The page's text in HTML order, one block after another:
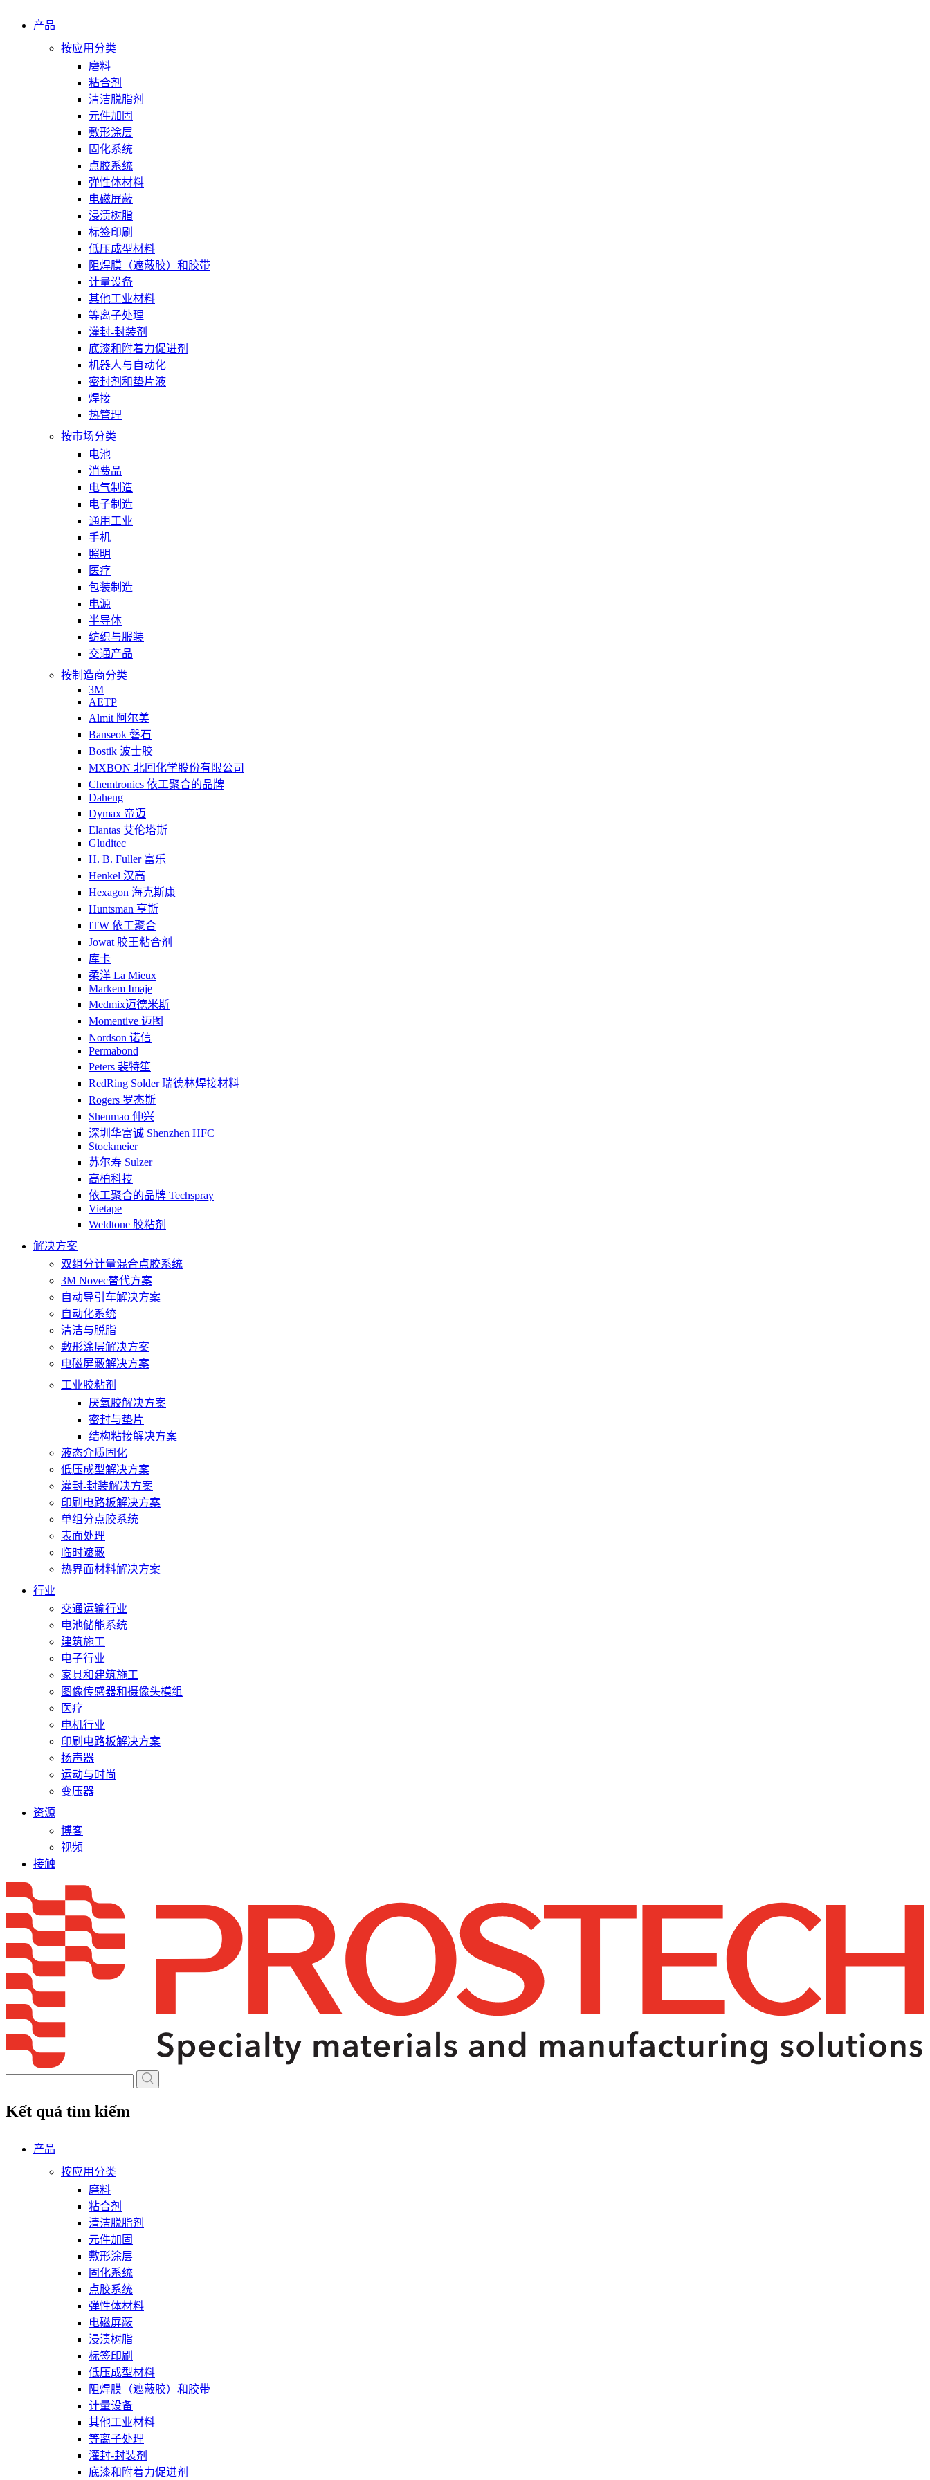
产品
按应用分类
磨料
粘合剂
清洁脱脂剂
元件加固
敷形涂层
固化系统
点胶系统
弹性体材料
电磁屏蔽
浸渍树脂
标签印刷
低压成型材料
阻焊膜（遮蔽胶）和胶带
计量设备
其他工业材料
等离子处理
灌封-封装剂
底漆和附着力促进剂
机器人与自动化
密封剂和垫片液
焊接
热管理
按市场分类
电池
消费品
电气制造
电子制造
通用工业
手机
照明
医疗
包装制造
电源
半导体
纺织与服装
交通产品
按制造商分类
3M
AETP
Almit 阿尔美
Banseok 磐石
Bostik 波士胶
MXBON 北回化学股份有限公司
Chemtronics 依工聚合的品牌
Daheng
Dymax 帝迈
Elantas 艾伦塔斯
Gluditec
H. B. Fuller 富乐
Henkel 汉高
Hexagon 海克斯康
Huntsman 亨斯
ITW 依工聚合
Jowat 胶王粘合剂
库卡
柔洋 La Mieux
Markem Imaje
Medmix迈德米斯
Momentive 迈图
Nordson 诺信
Permabond
Peters 裴特笙
RedRing Solder 瑞德林焊接材料
Rogers 罗杰斯
Shenmao 伸兴
深圳华富诚 Shenzhen HFC
Stockmeier
苏尔寿 Sulzer
高柏科技
依工聚合的品牌 Techspray
Vietape
Weldtone 胶粘剂
解决方案
双组分计量混合点胶系统
3M Novec替代方案
自动导引车解决方案
自动化系统
清洁与脱脂
敷形涂层解决方案
电磁屏蔽解决方案
工业胶粘剂
厌氧胶解决方案
密封与垫片
结构粘接解决方案
液态介质固化
低压成型解决方案
灌封-封装解决方案
印刷电路板解决方案
单组分点胶系统
表面处理
临时遮蔽
热界面材料解决方案
行业
交通运输行业
电池储能系统
建筑施工
电子行业
家具和建筑施工
图像传感器和摄像头模组
医疗
电机行业
印刷电路板解决方案
扬声器
运动与时尚
变压器
资源
博客
视频
接触
to
content
Kết quả tìm kiếm
产品
按应用分类
磨料
粘合剂
清洁脱脂剂
元件加固
敷形涂层
固化系统
点胶系统
弹性体材料
电磁屏蔽
浸渍树脂
标签印刷
低压成型材料
阻焊膜（遮蔽胶）和胶带
计量设备
其他工业材料
等离子处理
灌封-封装剂
底漆和附着力促进剂